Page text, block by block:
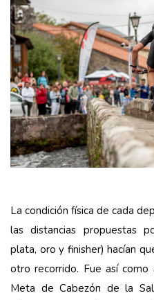
La condición física de cada
las distancias propuestas
plata, oro y finisher) hacían
otro recorrido. Fue así
Meta de Cabezón de la